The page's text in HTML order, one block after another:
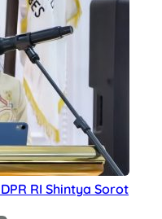
RI Shintya Sorot